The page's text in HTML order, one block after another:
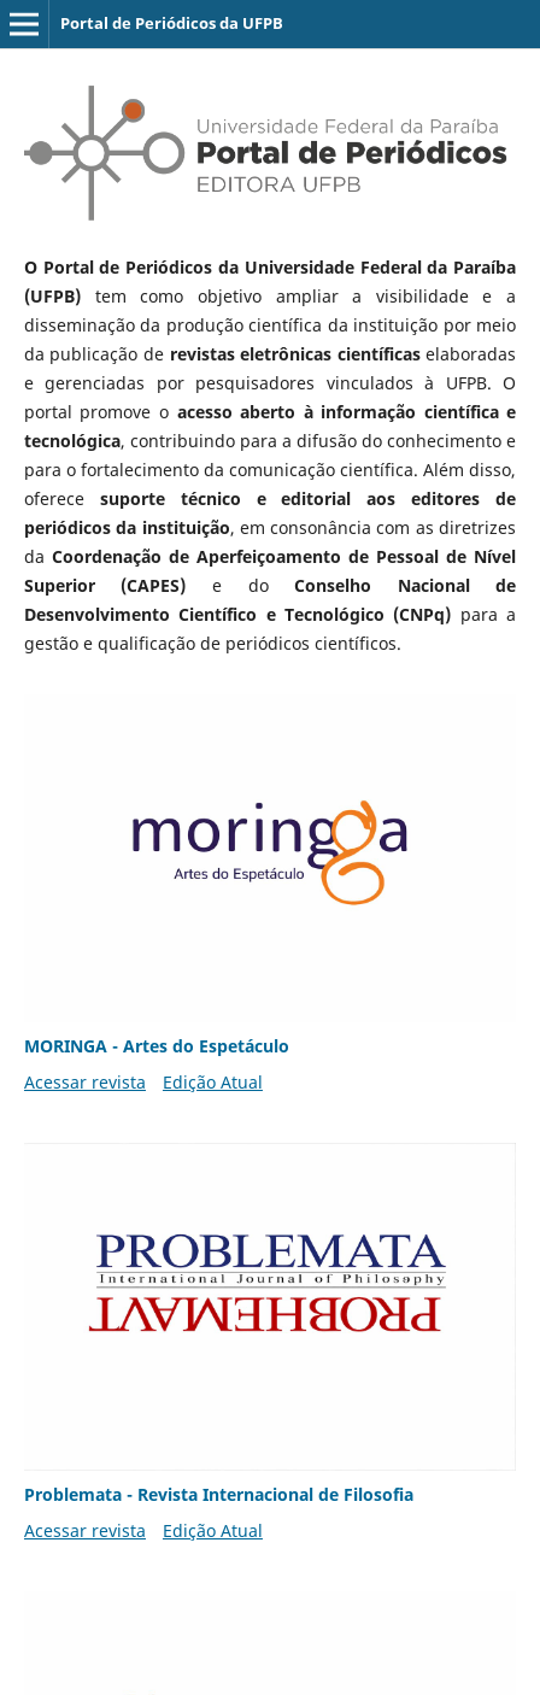
Portal de Periódicos da UFPB
O Portal de Periódicos da Universidade Federal da Paraíba
(UFPB)tem como objetivo ampliar a visibilidade e a
disseminação da produção científica da instituição por meio
da publicação de revistas eletrônicas científicaselaboradas
e gerenciadas por pesquisadores vinculados à UFPB. O
portal promove o acesso aberto à informação científica e
tecnológica, contribuindo para a difusão do conhecimento e
para o fortalecimento da comunicação científica. Além disso,
oferece suporte técnico e editorial aos editores de
periódicos da instituição, em consonância com as diretrizes
da Coordenação de Aperfeiçoamento de Pessoal de Nível
Superior (CAPES) e doConselho Nacional de
Desenvolvimento Científico e Tecnológico (CNPq) para a
gestão e qualificação de periódicos científicos.
MORINGA - Artes do Espetáculo
Acessar revista
Edição Atual
Problemata - Revista Internacional de Filosofia
Acessar revista
Edição Atual